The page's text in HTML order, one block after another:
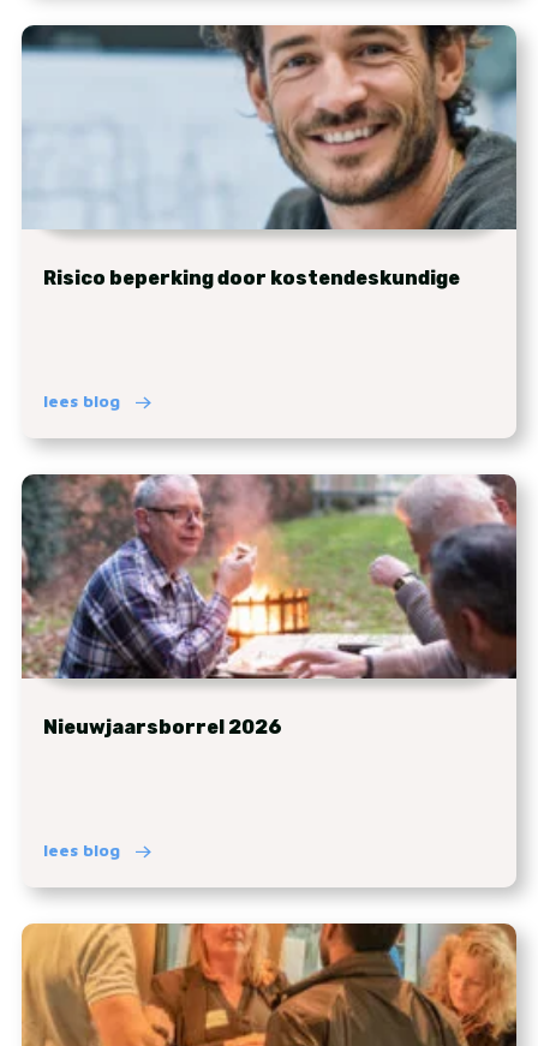
Risico beperking door kostendeskundige
lees blog
Nieuwjaarsborrel 2026
lees blog